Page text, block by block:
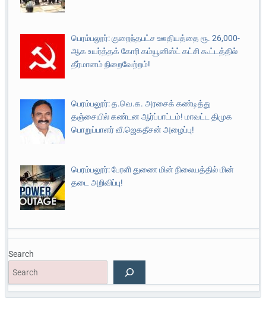
பெரம்பலூர்: குறைந்தபட்ச ஊதியத்தை ரூ. 26,000-
ஆக உயர்த்தக் கோரி கம்யூனிஸ்ட் கட்சி கூட்டத்தில்
தீர்மானம் நிறைவேற்றம்!
பெரம்பலூர்: த.வெ.க. அரசைக் கண்டித்து
தஞ்சையில் கண்டன ஆர்ப்பாட்டம்! மாவட்ட திமுக
பொறுப்பாளர் வீ.ஜெகதீசன் அழைப்பு!
பெரம்பலூர்: பேரளி துணை மின் நிலையத்தில் மின்
தடை அறிவிப்பு!
Search